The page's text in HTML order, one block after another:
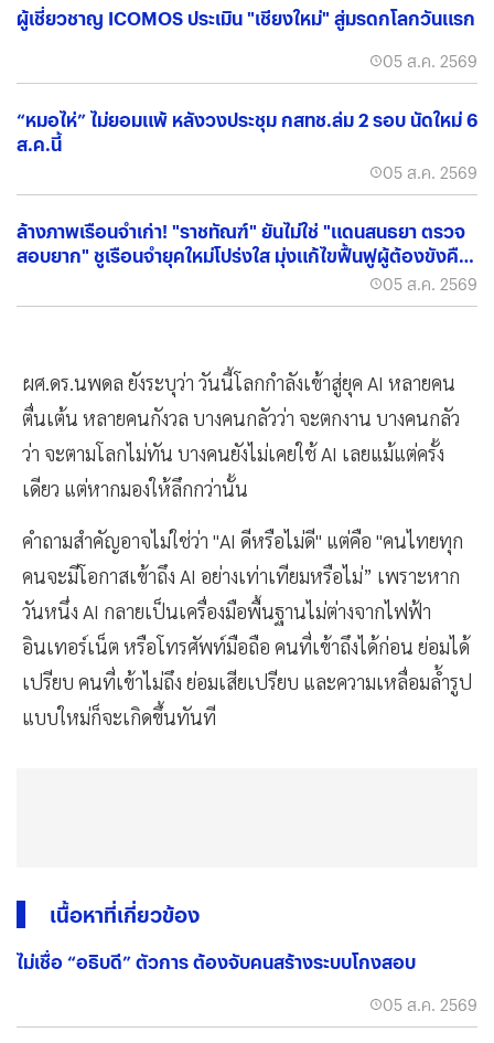
ผู้เชี่ยวชาญ ICOMOS ประเมิน "เชียงใหม่" สู่มรดกโลกวันแรก
05 ส.ค. 2569
“หมอไห่” ไม่ยอมแพ้ หลังวงประชุม กสทช.ล่ม 2 รอบ นัดใหม่ 6
ส.ค.นี้
05 ส.ค. 2569
ล้างภาพเรือนจำเก่า! "ราชทัณฑ์" ยันไม่ใช่ "แดนสนธยา ตรวจ
สอบยาก" ชูเรือนจำยุคใหม่โปร่งใส มุ่งแก้ไขฟื้นฟูผู้ต้องขังคืน
05 ส.ค. 2569
ผศ.ดร.นพดล ยังระบุว่า วันนี้โลกกำลังเข้าสู่ยุค AI หลายคน
ตื่นเต้น หลายคนกังวล บางคนกลัวว่า จะตกงาน บางคนกลัว
ว่า จะตามโลกไม่ทัน บางคนยังไม่เคยใช้ AI เลยแม้แต่ครั้ง
เดียว แต่หากมองให้ลึกกว่านั้น
คำถามสำคัญอาจไม่ใช่ว่า "AI ดีหรือไม่ดี" แต่คือ "คนไทยทุก
คนจะมีโอกาสเข้าถึง AI อย่างเท่าเทียมหรือไม่” เพราะหาก
วันหนึ่ง AI กลายเป็นเครื่องมือพื้นฐานไม่ต่างจากไฟฟ้า
อินเทอร์เน็ต หรือโทรศัพท์มือถือ คนที่เข้าถึงได้ก่อน ย่อมได้
เปรียบ คนที่เข้าไม่ถึง ย่อมเสียเปรียบ และความเหลื่อมล้ำรูป
แบบใหม่ก็จะเกิดขึ้นทันที
เนื้อหาที่เกี่ยวข้อง
ไม่เชื่อ “อธิบดี” ตัวการ ต้องจับคนสร้างระบบโกงสอบ
05 ส.ค. 2569